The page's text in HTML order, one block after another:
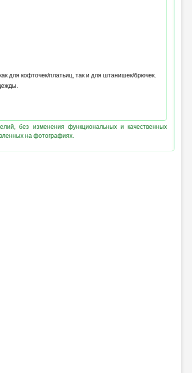
для кофточек/платьиц, так и для штанишек/брючек.
без изменения функциональных и качественных
на фотографиях.